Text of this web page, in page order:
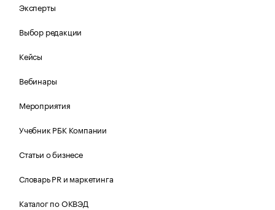
Эксперты
Выбор редакции
Кейсы
Вебинары
Мероприятия
Учебник РБК Компании
Статьи о бизнесе
Словарь PR и маркетинга
Каталог по ОКВЭД